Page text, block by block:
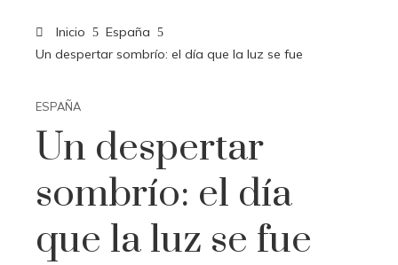
Inicio
España
Un despertar sombrío: el día que la luz se fue
ESPAÑA
Un despertar
sombrío: el día
que la luz se fue